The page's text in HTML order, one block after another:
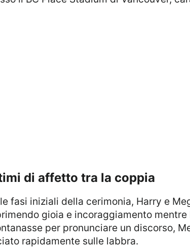
di affetto tra la coppia
fasi iniziali della cerimonia, Harry e
gioia e incoraggiamento
per pronunciare un discorso,
rapidamente sulle labbra.